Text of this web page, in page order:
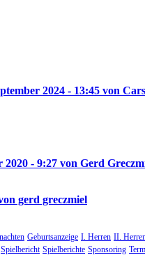
2024 - 13:45 von
2020 - 9:27 von Gerd
gerd greczmiel
Geburtsanzeige I. Herren II.
Spielbericht Spielberichte Sponsoring